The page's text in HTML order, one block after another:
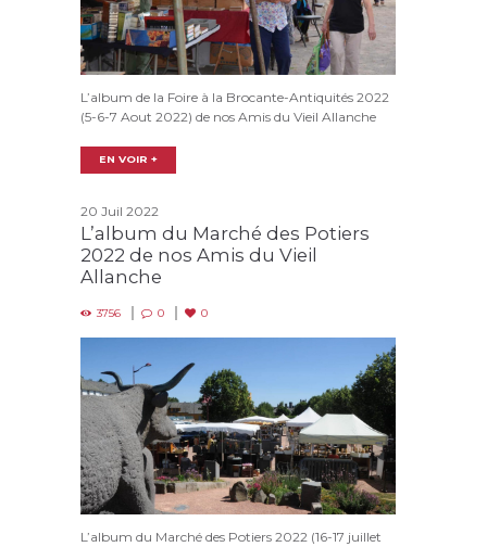
L’album de la Foire à la Brocante-Antiquités 2022
(5-6-7 Aout 2022) de nos Amis du Vieil Allanche
EN VOIR +
20 Juil 2022
L’album du Marché des Potiers
2022 de nos Amis du Vieil
Allanche
3756 0 0
L’album du Marché des Potiers 2022 (16-17 juillet